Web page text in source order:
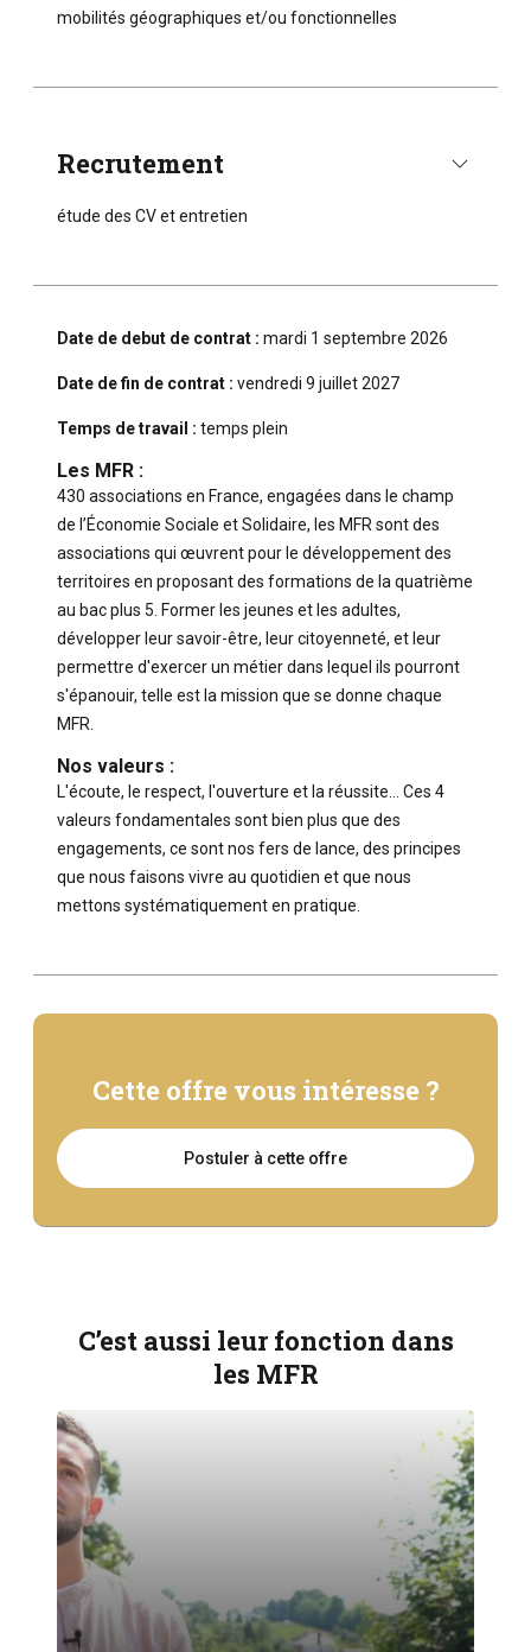
mobilités géographiques et/ou fonctionnelles
Recrutement
étude des CV et entretien
Date de debut de contrat : mardi 1 septembre 2026
Date de fin de contrat : vendredi 9 juillet 2027
Temps de travail : temps plein
Les MFR :
430 associations en France, engagées dans le champ
de l’Économie Sociale et Solidaire, les MFR sont des
associations qui œuvrent pour le développement des
territoires en proposant des formations de la quatrième
au bac plus 5. Former les jeunes et les adultes,
développer leur savoir-être, leur citoyenneté, et leur
permettre d'exercer un métier dans lequel ils pourront
s'épanouir, telle est la mission que se donne chaque
MFR.
Nos valeurs :
L'écoute, le respect, l'ouverture et la réussite… Ces 4
valeurs fondamentales sont bien plus que des
engagements, ce sont nos fers de lance, des principes
que nous faisons vivre au quotidien et que nous
mettons systématiquement en pratique.
Cette offre vous intéresse ?
Postuler à cette offre
C’est aussi leur fonction dans
les MFR